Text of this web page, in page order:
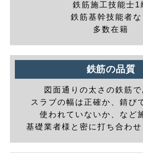
鉄筋施工技能士1
鉄筋基幹技能者な
多数在籍
鉄筋の品質
図面通りの太さの鉄筋で
スラブの幅は正確か、錆び
使われていないか、など
基礎業者様と密に打ち合わせ